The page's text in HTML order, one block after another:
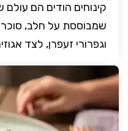
קינוחים הודים הם
שמבוססת על חלב, סוכר
וגפרורי זעפרן, לצד